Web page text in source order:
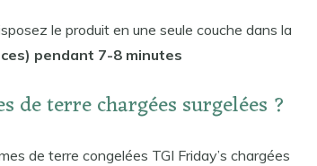
le produit en une seule couche dans la
pendant 7-8 minutes
de terre chargées surgelées ?
de terre congelées TGI Friday’s chargées